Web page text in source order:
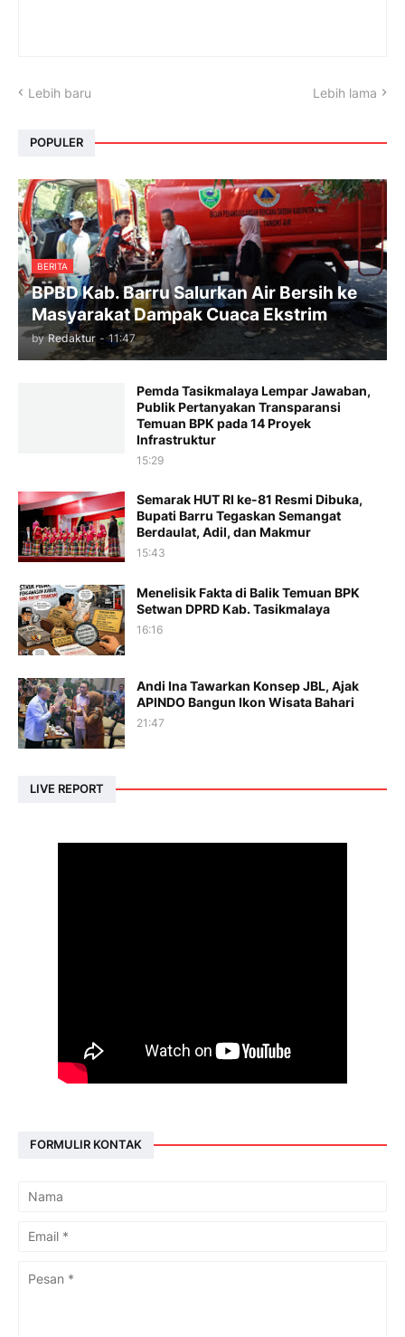
Lebih baru Lebih lama
POPULER
BERITA
BPBD Kab. Barru Salurkan Air Bersih ke
Masyarakat Dampak Cuaca Ekstrim
by Redaktur - 11:47
Pemda Tasikmalaya Lempar Jawaban,
Publik Pertanyakan Transparansi
Temuan BPK pada 14 Proyek
Infrastruktur
15:29
Semarak HUT RI ke-81 Resmi Dibuka,
Bupati Barru Tegaskan Semangat
Berdaulat, Adil, dan Makmur
15:43
Menelisik Fakta di Balik Temuan BPK
Setwan DPRD Kab. Tasikmalaya
16:16
Andi Ina Tawarkan Konsep JBL, Ajak
APINDO Bangun Ikon Wisata Bahari
21:47
LIVE REPORT
FORMULIR KONTAK